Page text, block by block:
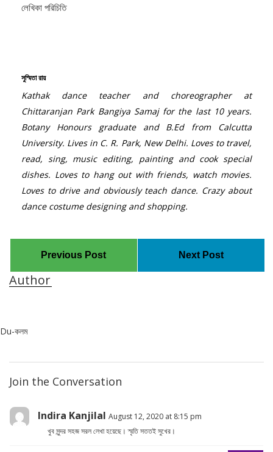
লেখিকা পরিচিতি
সুস্মিতা রায়
Kathak dance teacher and choreographer at
Chittaranjan Park Bangiya Samaj for the last 10 years.
Botany Honours graduate and B.Ed from Calcutta
University. Lives in C. R. Park, New Delhi. Loves to travel,
read, sing, music editing, painting and cook special
dishes. Loves to hang out with friends, watch movies.
Loves to drive and obviously teach dance. Crazy about
dance costume designing and shopping.
Previous Post Next Post
Author
Du-কলম
Join the Conversation
Indira Kanjilal August 12, 2020 at 8:15 pm
খুব সুন্দর সহজ সরল লেখা হয়েছে। স্মৃতি সততই সুখের।